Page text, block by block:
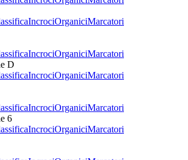
IncrociOrganiciMarcatori
IncrociOrganiciMarcatori
D
IncrociOrganiciMarcatori
IncrociOrganiciMarcatori
6
IncrociOrganiciMarcatori